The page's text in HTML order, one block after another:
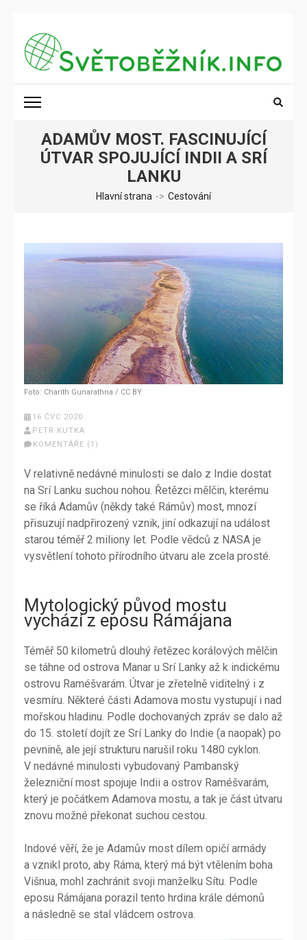
obsah
(stiskněte
Enter)
SVĚTOBĚŽNÍK.INFO
ADAMŮV MOST. FASCINUJÍCÍ
ÚTVAR SPOJUJÍCÍ INDII A SRÍ
LANKU
Hlavní strana -> Cestování
Foto: Charith Gunarathna / CC BY
16 ČVC 2020
PETR KUTKA
KOMENTÁŘE (1)
V relativně nedávné minulosti se dalo z Indie dostat
na Srí Lanku suchou nohou. Řetězci mělčin, kterému
se říká Adamův (někdy také Rámův) most, mnozí
přisuzují nadpřirozený vznik, jiní odkazují na událost
starou téměř 2 miliony let. Podle vědců z NASA je
vysvětlení tohoto přírodního útvaru ale zcela prosté.
Mytologický původ mostu
vychází z eposu Rámájana
Téměř 50 kilometrů dlouhý řetězec korálových mělčin
se táhne od ostrova Manar u Srí Lanky až k indickému
ostrovu Raméšvarám. Útvar je zřetelně viditelný i z
vesmíru. Některé části Adamova mostu vystupují i nad
mořskou hladinu. Podle dochovaných zpráv se dalo až
do 15. století dojít ze Srí Lanky do Indie (a naopak) po
pevnině, ale její strukturu narušil roku 1480 cyklon.
V nedávné minulosti vybudovaný Pambanský
železniční most spojuje Indii a ostrov Raméšvarám,
který je počátkem Adamova mostu, a tak je část útvaru
znovu možné překonat suchou cestou.
Indové věří, že je Adamův most dílem opičí armády
a vznikl proto, aby Ráma, který má být vtělením boha
Višnua, mohl zachránit svoji manželku Sítu. Podle
eposu Rámájana porazil tento hrdina krále démonů
a následně se stal vládcem ostrova.